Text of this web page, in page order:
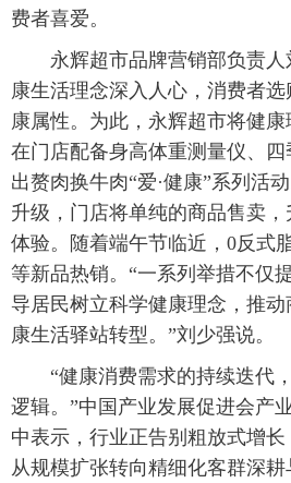
费者喜爱。
永辉超市品牌营销部负责人
康生活理念深入人心，消费者
康属性。为此，永辉超市将健康
在门店配备身高体重测量仪、
出赘肉换牛肉“爱·健康”系列活
升级，门店将单纯的商品售卖
体验。随着端午节临近，0反式
等新品热销。“一系列举措不仅
导居民树立科学健康理念，推
康生活驿站转型。”刘少强说。
“健康消费需求的持续迭代，
逻辑。”中国产业发展促进会产
中表示，行业正告别粗放式增
从规模扩张转向精细化客群深